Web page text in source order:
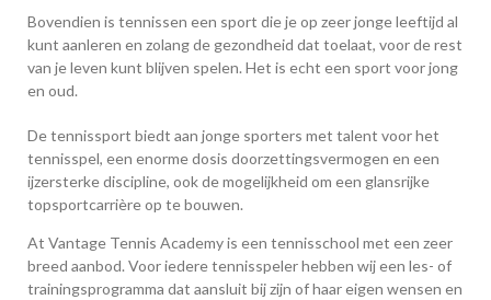
Bovendien is tennissen een sport die je op zeer jonge leeftijd al
kunt aanleren en zolang de gezondheid dat toelaat, voor de rest
van je leven kunt blijven spelen. Het is echt een sport voor jong
en oud.
De tennissport biedt aan jonge sporters met talent voor het
tennisspel, een enorme dosis doorzettingsvermogen en een
ijzersterke discipline, ook de mogelijkheid om een glansrijke
topsportcarrière op te bouwen.
At Vantage Tennis Academy is een tennisschool met een zeer
breed aanbod. Voor iedere tennisspeler hebben wij een les- of
trainingsprogramma dat aansluit bij zijn of haar eigen wensen en